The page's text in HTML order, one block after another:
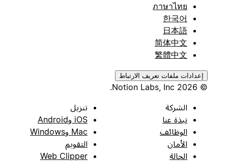
ภาษาไทย
한국어
日本語
简体中文
繁體中文
إعدادات ملفات تعريف الارتباط
الشركة
نبذة عنا
الوظائف
الأمان
الحالة
تنزيل
iOS وAndroid
Mac وWindows
التقويم
Web Clipper